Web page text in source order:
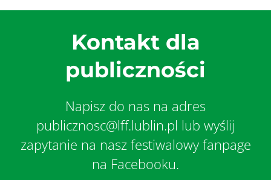
Kontakt dla
publiczności
Napisz do nas na adres
publicznosc@lff.lublin.pl lub wyślij
zapytanie na nasz festiwalowy fanpage
na Facebooku.